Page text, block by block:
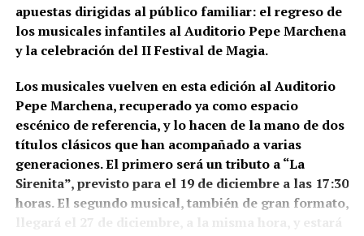
Cada sábado de Cuaresma las
Corporaciones bíblicas desde el siglo
XVIII hacen una subida al Calvario dónde
papel infamatorio para la compañía de
Jesús.
apuestas dirigidas al público familiar: el regreso de
los musicales infantiles al Auditorio Pepe Marchena
y la celebración del II Festival de Magia.
Los musicales vuelven en esta edición al Auditorio
Pepe Marchena, recuperado ya como espacio
escénico de referencia, y lo hacen de la mano de dos
títulos clásicos que han acompañado a varias
generaciones. El primero será un tributo a “La
Sirenita”, previsto para el 19 de diciembre a las 17:30
horas. El segundo musical, también de gran formato,
llegará el 27 de diciembre, a la misma hora, y estará